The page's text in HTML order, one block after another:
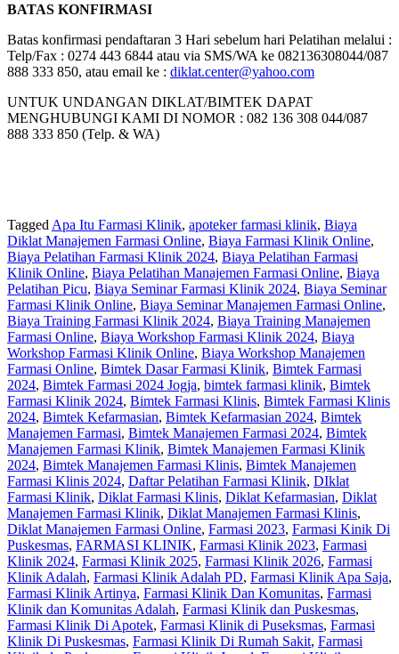
BATAS KONFIRMASI
Batas konfirmasi pendaftaran 3 Hari sebelum hari Pelatihan melalui :
Telp/Fax : 0274 443 6844 atau via SMS/WA ke 082136308044/087
888 333 850, atau email ke : diklat.center@yahoo.com
UNTUK UNDANGAN DIKLAT/BIMTEK DAPAT
MENGHUBUNGI KAMI DI NOMOR : 082 136 308 044/087
888 333 850 (Telp. & WA)
Tagged Apa Itu Farmasi Klinik, apoteker farmasi klinik, Biaya
Diklat Manajemen Farmasi Online, Biaya Farmasi Klinik Online,
Biaya Pelatihan Farmasi Klinik 2024, Biaya Pelatihan Farmasi
Klinik Online, Biaya Pelatihan Manajemen Farmasi Online, Biaya
Pelatihan Picu, Biaya Seminar Farmasi Klinik 2024, Biaya Seminar
Farmasi Klinik Online, Biaya Seminar Manajemen Farmasi Online,
Biaya Training Farmasi Klinik 2024, Biaya Training Manajemen
Farmasi Online, Biaya Workshop Farmasi Klinik 2024, Biaya
Workshop Farmasi Klinik Online, Biaya Workshop Manajemen
Farmasi Online, Bimtek Dasar Farmasi Klinik, Bimtek Farmasi
2024, Bimtek Farmasi 2024 Jogja, bimtek farmasi klinik, Bimtek
Farmasi Klinik 2024, Bimtek Farmasi Klinis, Bimtek Farmasi Klinis
2024, Bimtek Kefarmasian, Bimtek Kefarmasian 2024, Bimtek
Manajemen Farmasi, Bimtek Manajemen Farmasi 2024, Bimtek
Manajemen Farmasi Klinik, Bimtek Manajemen Farmasi Klinik
2024, Bimtek Manajemen Farmasi Klinis, Bimtek Manajemen
Farmasi Klinis 2024, Daftar Pelatihan Farmasi Klinik, DIklat
Farmasi Klinik, Diklat Farmasi Klinis, Diklat Kefarmasian, Diklat
Manajemen Farmasi Klinik, Diklat Manajemen Farmasi Klinis,
Diklat Manajemen Farmasi Online, Farmasi 2023, Farmasi Kinik Di
Puskesmas, FARMASI KLINIK, Farmasi Klinik 2023, Farmasi
Klinik 2024, Farmasi Klinik 2025, Farmasi Klinik 2026, Farmasi
Klinik Adalah, Farmasi Klinik Adalah PD, Farmasi Klinik Apa Saja,
Farmasi Klinik Artinya, Farmasi Klinik Dan Komunitas, Farmasi
Klinik dan Komunitas Adalah, Farmasi Klinik dan Puskesmas,
Farmasi Klinik Di Apotek, Farmasi Klinik di Puseksmas, Farmasi
Klinik Di Puskesmas, Farmasi Klinik Di Rumah Sakit, Farmasi